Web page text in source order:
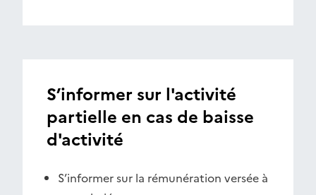
S’informer sur l'activité
partielle en cas de baisse
d'activité
S’informer sur la rémunération versée à